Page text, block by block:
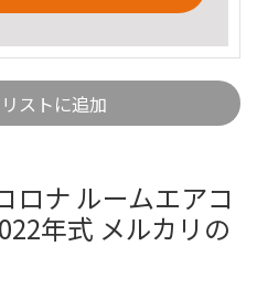
ストに追加
ロナ ルームエアコ
年式 メルカリの